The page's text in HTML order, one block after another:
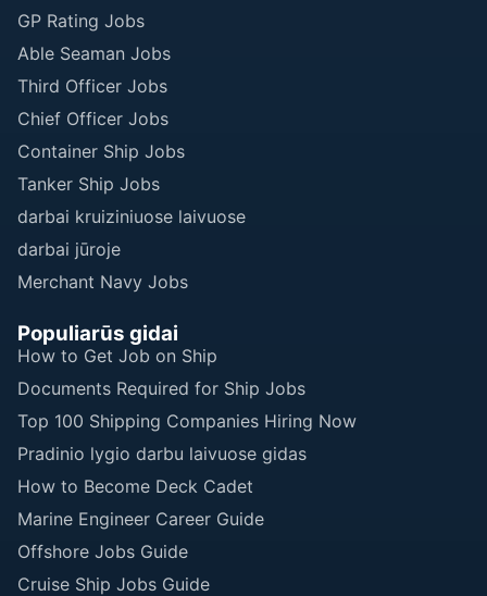
GP Rating Jobs
Able Seaman Jobs
Third Officer Jobs
Chief Officer Jobs
Container Ship Jobs
Tanker Ship Jobs
darbai kruiziniuose laivuose
darbai jūroje
Merchant Navy Jobs
Populiarūs gidai
How to Get Job on Ship
Documents Required for Ship Jobs
Top 100 Shipping Companies Hiring Now
Pradinio lygio darbu laivuose gidas
How to Become Deck Cadet
Marine Engineer Career Guide
Offshore Jobs Guide
Cruise Ship Jobs Guide